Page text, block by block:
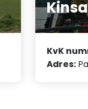
KvK
Adres: